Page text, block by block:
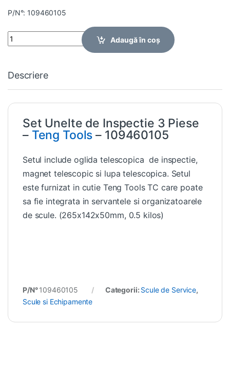
P/N°: 109460105
Quantity
Adaugă în coș
Descriere
Set Unelte de Inspectie 3 Piese
– Teng Tools – 109460105
Setul include oglida telescopica de inspectie,
magnet telescopic si lupa telescopica. Setul
este furnizat in cutie Teng Tools TC care poate
sa fie integrata in servantele si organizatoarele
de scule. (265x142x50mm, 0.5 kilos)
P/N°109460105 Categorii: Scule de Service,
Scule si Echipamente